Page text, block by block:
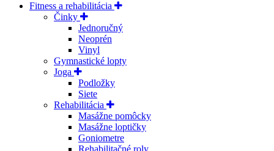
Fitness a rehabilitácia
Činky
Jednoručný
Neoprén
Vinyl
Gymnastické lopty
Joga
Podložky
Siete
Rehabilitácia
Masážne pomôcky
Masážne loptičky
Goniometre